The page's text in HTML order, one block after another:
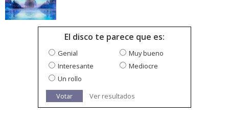
El disco te parece que es:
Genial
Muy bueno
Interesante
Mediocre
Un rollo
Votar
Ver resultados